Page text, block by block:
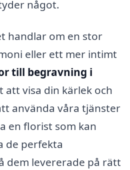
något.
handlar om en stor
eller ett mer intimt
till begravning i
att visa din kärlek och
använda våra tjänster
en florist som kan
de perfekta
dem levererade på rätt